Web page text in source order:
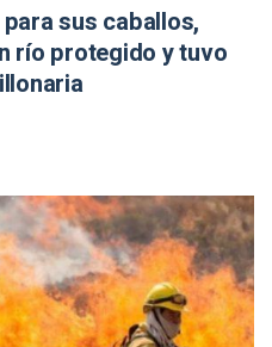
sus caballos,
río protegido y tuvo